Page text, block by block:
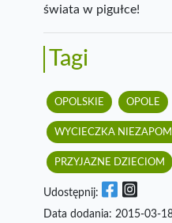
świata w pigułce!
Tagi
OPOLSKIE OPOLE
WYCIECZKA
PRZYJAZNE DZIECIOM
Udostępnij:
Data dodania: 2015-03-